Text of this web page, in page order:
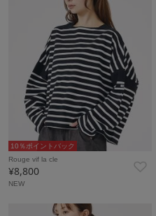
10％ポイントバック
Rouge vif la cle
¥8,800
NEW